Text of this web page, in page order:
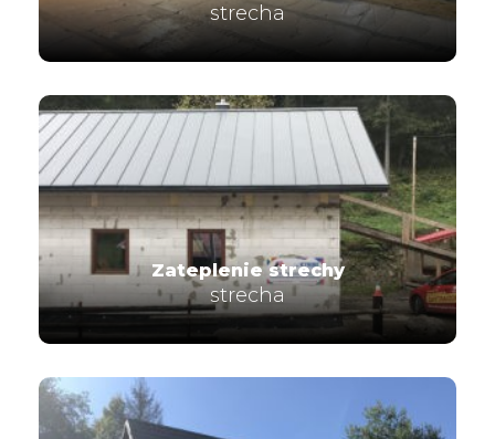
strecha
Zateplenie strechy
strecha